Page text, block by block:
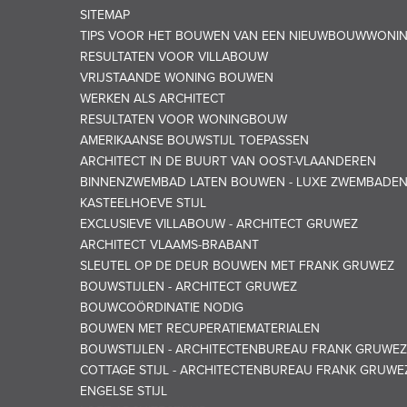
SITEMAP
TIPS VOOR HET BOUWEN VAN EEN
RESULTATEN VOOR VILLABOUW
VRIJSTAANDE WONING BOUWEN
WERKEN ALS ARCHITECT
RESULTATEN VOOR WONINGBOUW
AMERIKAANSE BOUWSTIJL TOEPASSEN
ARCHITECT IN DE BUURT VAN OOST-VLAANDEREN
BINNENZWEMBAD LATEN BOUWEN - LUXE ZWEMBADEN
KASTEELHOEVE STIJL
EXCLUSIEVE VILLABOUW - ARCHITECT GRUWEZ
ARCHITECT VLAAMS-BRABANT
SLEUTEL OP DE DEUR BOUWEN MET FRANK GRUWEZ
BOUWSTIJLEN - ARCHITECT GRUWEZ
BOUWCOÖRDINATIE NODIG
BOUWEN MET RECUPERATIEMATERIALEN
BOUWSTIJLEN - ARCHITECTENBUREAU FRANK GRUWEZ
COTTAGE STIJL - ARCHITECTENBUREAU FRANK
ENGELSE STIJL